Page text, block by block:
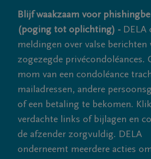
Blijf waakzaam voor
(poging tot oplichting) - DELA
meldingen over valse berichten
zogezegde privécondoléances.
mom van een condoléance
mailadressen, andere
of een betaling te bekomen.
verdachte links of bijlagen en
de afzender zorgvuldig. DELA
onderneemt meerdere acties